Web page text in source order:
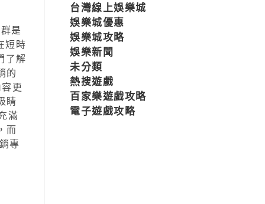
是
短時
了解
的
更
睛
滿
而
專
台灣線上娛樂城
娛樂城優惠
娛樂城攻略
娛樂新聞
未分類
熱搜遊戲
百家樂遊戲攻略
電子遊戲攻略